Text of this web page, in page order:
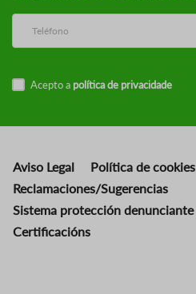
Acepto a política de privacidade
Aviso Legal Política de cookies
Reclamaciones/Sugerencias
Sistema protección denunciante
Certificacións